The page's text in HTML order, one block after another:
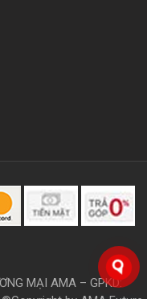
MẠI AMA – GPKD: